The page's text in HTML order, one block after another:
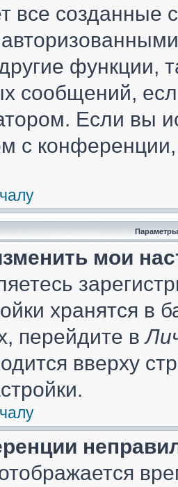
все созданные
функции,
сообщений,
Если вы
с
Параметры
мои
хранятся в
перейдите в
вверху